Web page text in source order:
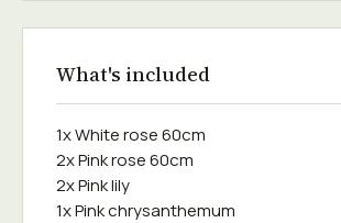
What's included
1x White rose 60cm
2x Pink rose 60cm
2x Pink lily
1x Pink chrysanthemum